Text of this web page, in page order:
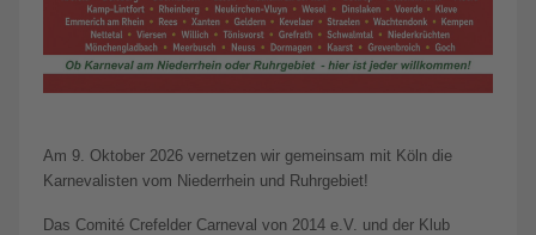
Am 9. Oktober 2026 vernetzen wir gemeinsam mit Köln die
Karnevalisten vom Niederrhein und Ruhrgebiet!
Das Comité Crefelder Carneval von 2014 e.V. und der Klub